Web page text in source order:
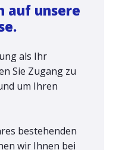
auf unsere
als Ihr
Sie Zugang zu
um Ihren
bestehenden
wir Ihnen bei